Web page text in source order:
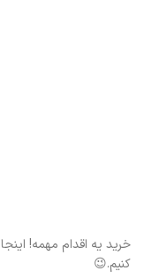
خرید یه اقدام مهمه!
کنیم.😉